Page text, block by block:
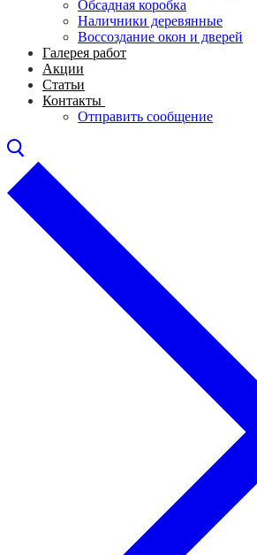
Обсадная коробка
Наличники деревянные
Воссоздание окон и дверей
Галерея работ
Акции
Статьи
Контакты
Отправить сообщение